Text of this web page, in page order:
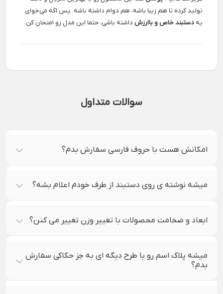
تولید کرده تا هم زیبا باشه، هم دوام داشته باشه. پس اگه می‌خوای
یه دستبند خاص و باارزش داشته باشی، حتما این مدل رو امتحان کن.
سوالات متداول
امکانش هست با حروف فارسی سفارش بدم؟
میشه نوشته ی روی دستبند از طرف خودم اعلام بشه؟
ابعاد و ضخامت محصولات با تغییر وزن تغییر می کنن؟
میشه پلاک اسم رو با طرح دیگه ای به جز حکاکی سفارش
بدم؟